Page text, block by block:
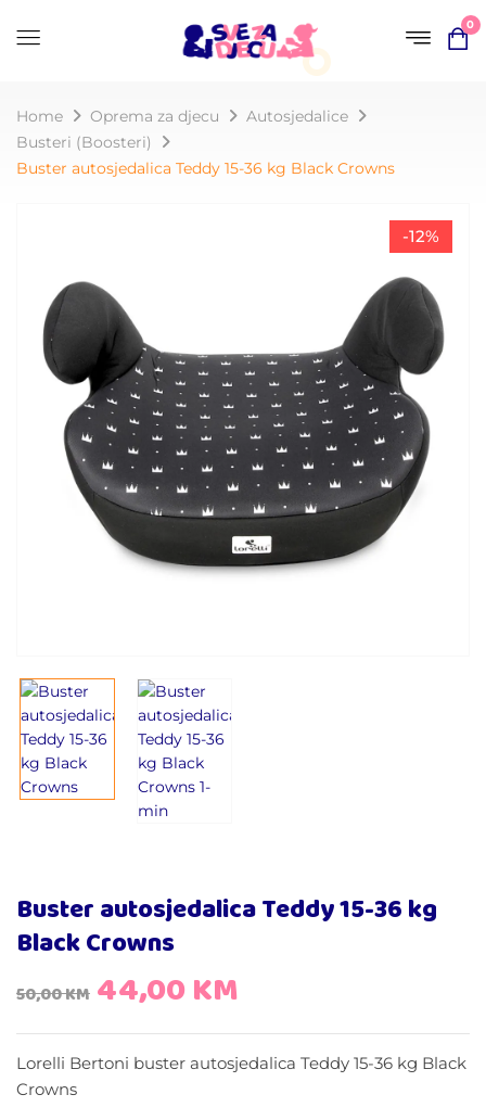
0
Home Oprema za djecu
Autosjedalice
Busteri (Boosteri)
Buster autosjedalica Teddy 15-36 kg Black Crowns
-12%
Buster autosjedalica Teddy 15-36 kg
Black Crowns
50,00KM 44,00KM
Lorelli Bertoni buster autosjedalica Teddy 15-36 kg Black
Crowns